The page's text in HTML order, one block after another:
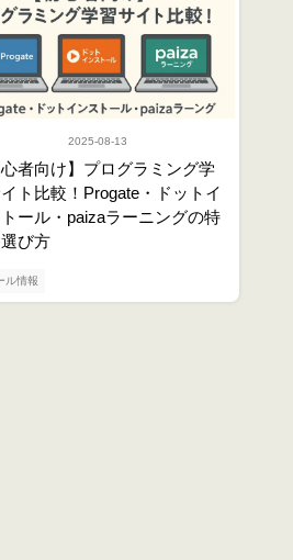
ル情報
2025-08-13
心者向け】プログラミング学
ト比較！Progate・ドットイ
ール・paizaラーニングの特
び方